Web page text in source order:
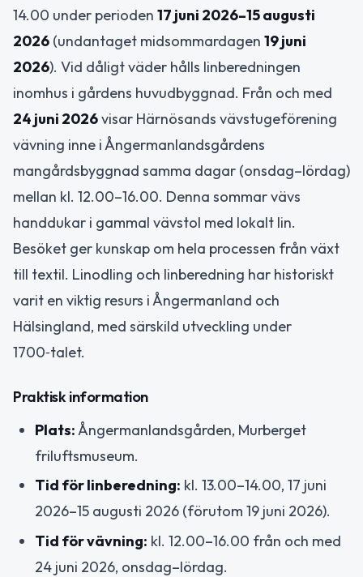
14.00 under perioden 17 juni 2026–15 augusti
2026 (undantaget midsommardagen 19 juni
2026). Vid dåligt väder hålls linberedningen
inomhus i gårdens huvudbyggnad. Från och med
24 juni 2026visar Härnösands vävstugeförening
vävning inne i Ångermanlandsgårdens
mangårdsbyggnad samma dagar (onsdag–lördag)
mellan kl. 12.00–16.00. Denna sommar vävs
handdukar i gammal vävstol med lokalt lin.
Besöket ger kunskap om hela processen från växt
till textil. Linodling och linberedning har historiskt
varit en viktig resurs i Ångermanland och
Hälsingland, med särskild utveckling under
1700‑talet.
Praktisk information
Plats:Ångermanlandsgården, Murberget
friluftsmuseum.
Tid för linberedning: kl. 13.00–14.00, 17 juni
2026–15 augusti 2026 (förutom 19 juni 2026).
Tid för vävning: kl. 12.00–16.00 från och med
24 juni 2026, onsdag–lördag.